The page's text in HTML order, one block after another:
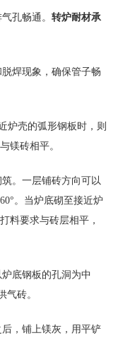
孔畅通。 转炉耐材承
焊现象，确保管子畅
炉壳的弧形钢板时，则
镁砖相平。
。一层铺砖方向可以
。当炉底砌至接近炉
料要求与砖层相平，
底钢板的孔洞为中
气砖。
，铺上镁灰，用平铲